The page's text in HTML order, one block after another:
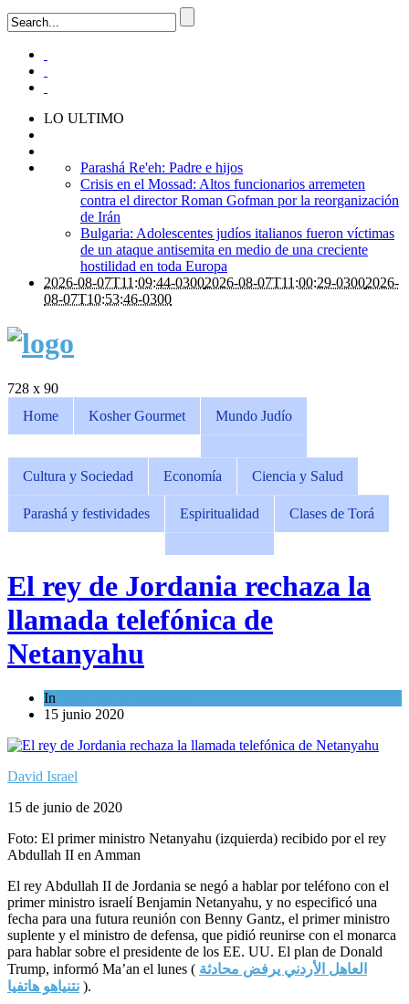
LO ULTIMO
Parashá Re'eh: Padre e hijos
Crisis en el Mossad: Altos funcionarios arremeten
contra el director Roman Gofman por la reorganización
de Irán
Bulgaria: Adolescentes judíos italianos fueron víctimas
de un ataque antisemita en medio de una creciente
hostilidad en toda Europa
2026-08-07T11:09:44-03002026-08-07T11:00:29-03002026-
08-07T10:53:46-0300
728 x 90
Home
Kosher Gourmet Mundo Judío
Cultura y Sociedad Economía Ciencia y Salud
Parashá y festividades Espiritualidad Clases de Torá
El rey de Jordania rechaza la
llamada telefónica de
Netanyahu
In
15 junio 2020
David Israel
15 de junio de 2020
Foto: El primer ministro Netanyahu (izquierda) recibido por el rey
Abdullah II en Amman
El rey Abdullah II de Jordania se negó a hablar por teléfono con el
primer ministro israelí Benjamin Netanyahu, y no especificó una
fecha para una futura reunión con Benny Gantz, el primer ministro
suplente y el ministro de defensa, que pidió reunirse con el monarca
para hablar sobre el presidente de los EE. UU. El plan de Donald
Trump, informó Ma’an el lunes ( العاهل الأردني يرفض محادثة
نتنياهو هاتفيا ).